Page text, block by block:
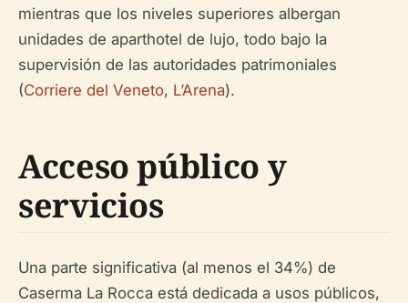
mientras que los niveles superiores albergan
unidades de aparthotel de lujo, todo bajo la
supervisión de las autoridades patrimoniales
(Corriere del Veneto, L’Arena).
Acceso público y
servicios
Una parte significativa (al menos el 34%) de
Caserma La Rocca está dedicada a usos públicos,